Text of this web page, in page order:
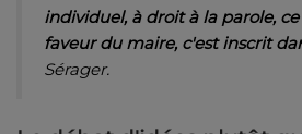
individuel, à droit à la parole,
faveur du maire, c'est inscrit
Sérager.